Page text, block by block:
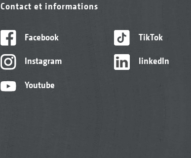
Contact et informations
Facebook
Instagram
Youtube
TikTok
linkedIn